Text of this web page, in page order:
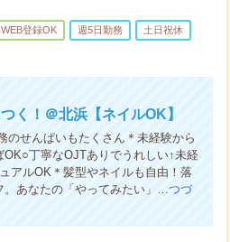
WEB登録OK 週5日勤務 土日祝休
く！＠北浜【ネイルOK】
のせんぱいもたくさん＊未経験から
丁寧なOJTありでうれしい↑未経
アルOK＊髪型やネイルも自由！落
。あなたの「やってみたい」…つづ